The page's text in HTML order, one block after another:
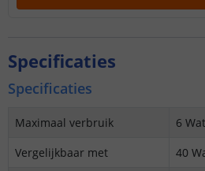
Specificaties
Specificaties
Maximaal verbruik
6
Vergelijkbaar met
40